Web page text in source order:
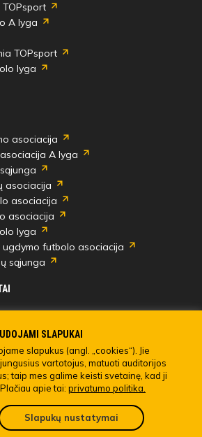
TOPsport
A lyga
TOPsport
lyga
asociacija
A lyga
asociacija
asociacija
asociacija
lyga
ugdymo futbolo asociacija
sąjunga
FEDERACIJA. Visos teisės saugomos.
Pateikti anoniminį skundą
SLAPUKAI
slapukus (angl. „cookies“). Jie
vartotojus, matuoti auditorijos
taip mes galime keisti svetainę, kad ji
apie tai: privatumo politika.
Slapukų nustatymai